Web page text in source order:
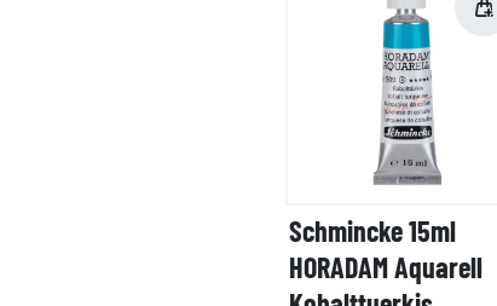
Schmincke 15ml
HORADAM Aquarell